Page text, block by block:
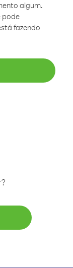
algum.
pode
fazendo